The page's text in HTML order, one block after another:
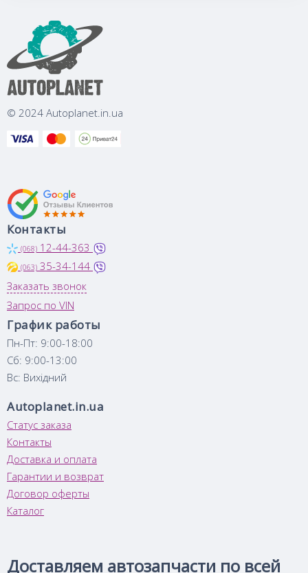
© 2024 Autoplanet.in.ua
Контакты
(068) 12-44-363
(063) 35-34-144
Заказать звонок
Запрос по VIN
График работы
Пн-Пт: 9:00-18:00
Сб: 9:00-13:00
Вс: Вихідний
Autoplanet.in.ua
Статус заказа
Контакты
Доставка и оплата
Гарантии и возврат
Договор оферты
Каталог
Доставляем автозапчасти по всей